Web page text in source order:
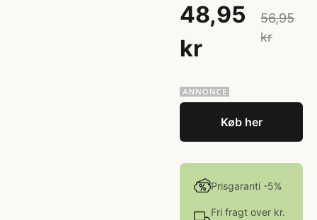
48,95
kr
56,95
kr
Køb her
Prisgaranti -5%
Fri fragt over kr.